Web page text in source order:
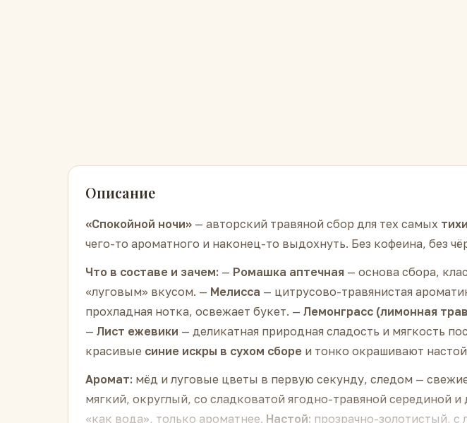
Описание
«Спокойной ночи» — авторский травяной сбор для тех самых
чего-то ароматного и наконец-то выдохнуть. Без кофеина, без
Что в составе и зачем: — Ромашка аптечная — основа сбора,
«луговым» вкусом. — Мелисса — цитрусово-травянистая
прохладная нотка, освежает букет. — Лемонграсс (лимонная
— Лист ежевики — деликатная природная сладость и мягкость
красивые синие искры в сухом сборе и тонко окрашивают
Аромат: мёд и луговые цветы в первую секунду, следом —
мягкий, округлый, со сладковатой ягодно-травяной серединой
«как вода», только ароматнее. Настой: прозрачно-золотистый, с